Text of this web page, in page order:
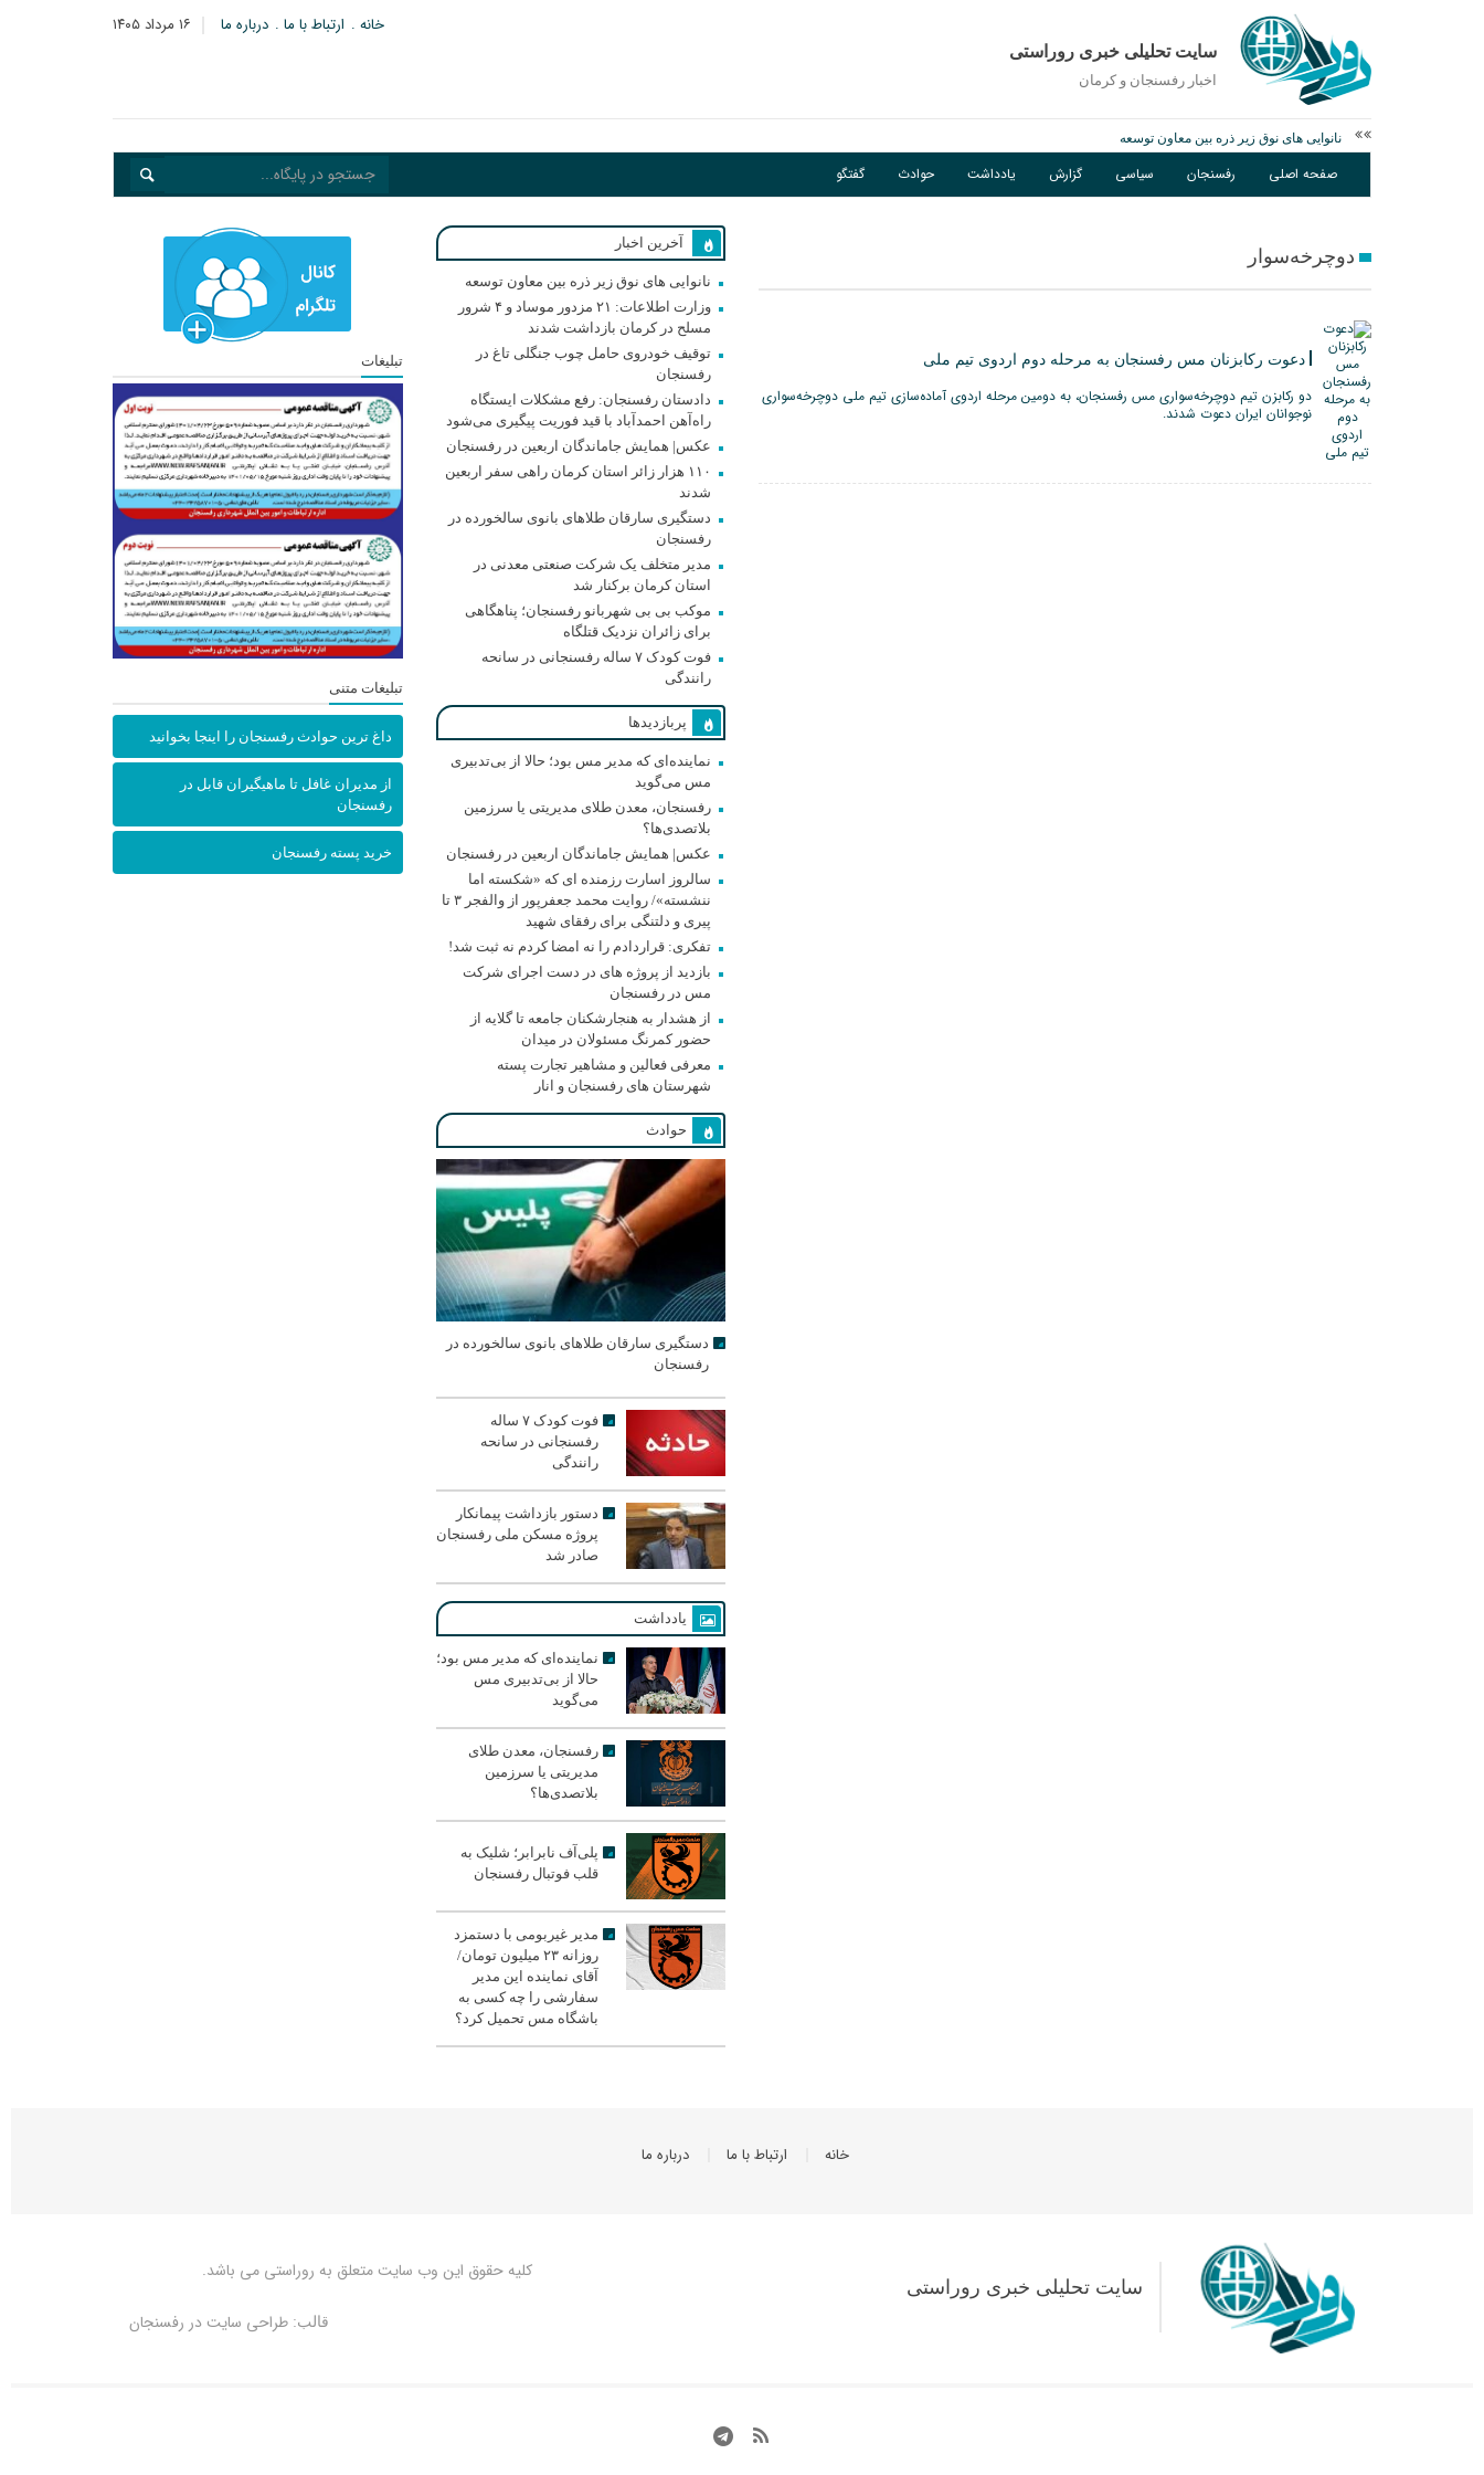
۱۶ مرداد ۱۴۰۵ خانه ارتباط با ما درباره ما
سایت تحلیلی خبری روراستی
اخبار رفسنجان و كرمان
نانوایی های نوق زیر ذره بین معاون توسعه
توقیف خودروی حامل چوب جنگلی تاغ در رفسنجان
صفحه اصلی رفسنجان سیاسی گزارش یادداشت حوادث گفتگو
دوچرخه‌سوار
دعوت رکابزنان مس رفسنجان به مرحله دوم اردوی تیم ملی
دو‌ رکابزن تیم دوچرخه‌سواری مس رفسنجان، به دومین مرحله اردوی آماده‌سازی تیم ملی دوچرخه‌سواری
نوجوانان ایران دعوت شدند.
آخرین اخبار
نانوایی های نوق زیر ذره بین معاون توسعه
وزارت اطلاعات: ۲۱ مزدور موساد و ۴ شرور
مسلح در کرمان بازداشت شدند
توقیف خودروی حامل چوب جنگلی تاغ در
رفسنجان
دادستان رفسنجان: رفع مشکلات ایستگاه
راه‌آهن احمدآباد با قید فوریت پیگیری می‌شود
عکس| همایش جاماندگان اربعین در رفسنجان
۱۱۰ هزار زائر استان کرمان راهی سفر اربعین
شدند
دستگیری سارقان طلاهای بانوی سالخورده در
رفسنجان
مدیر متخلف یک شرکت صنعتی معدنی در
استان کرمان برکنار شد
موکب بی بی شهربانو رفسنجان؛ پناهگاهی
برای زائران نزدیک قتلگاه
فوت کودک ۷ ساله رفسنجانی در سانحه
رانندگی
پربازدیدها
نماینده‌ای که مدیر مس بود؛ حالا از بی‌تدبیری
مس می‌گوید
رفسنجان، معدن طلای مدیریتی یا سرزمین
بلاتصدی‌ها؟
عکس| همایش جاماندگان اربعین در رفسنجان
سالروز اسارت رزمنده ای که «شکسته اما
ننشسته»/ روایت محمد جعفرپور از والفجر ۳ تا
پیری و دلتنگی برای رفقای شهید
تفکری: قراردادم را نه امضا کردم نه ثبت شد!
بازدید از پروژه های در دست اجرای شرکت
مس در رفسنجان
از هشدار به هنجارشکنان جامعه تا گلایه از
حضور کمرنگ مسئولان در میدان
معرفی فعالین و مشاهیر تجارت پسته
شهرستان های رفسنجان و انار
حوادث
دستگیری سارقان طلاهای بانوی سالخورده در
رفسنجان
فوت کودک ۷ ساله
رفسنجانی در سانحه
رانندگی
دستور بازداشت پیمانکار
پروژه مسکن ملی رفسنجان
صادر شد
یادداشت
نماینده‌ای که مدیر مس بود؛
حالا از بی‌تدبیری مس
می‌گوید
رفسنجان، معدن طلای
مدیریتی یا سرزمین
بلاتصدی‌ها؟
پلی‌آف نابرابر؛ شلیک به
قلب فوتبال رفسنجان
مدیر غیربومی با دستمزد
روزانه ۲۳ میلیون تومان/
آقای نماینده این مدیر
سفارشی را چه کسی به
باشگاه مس تحمیل کرد؟
تبلیغات
تبلیغات متنی
داغ ترین حوادث رفسنجان را اینجا بخوانید
از مدیران غافل تا ماهیگیران قابل در
رفسنجان
خرید پسته رفسنجان
خانه ارتباط با ما درباره ما
سایت تحلیلی خبری روراستی
کلیه حقوق این وب سایت متعلق به روراستی می باشد.
قالب: طراحی سایت در رفسنجان